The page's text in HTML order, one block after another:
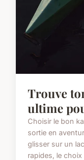
Trouve
ultime
Choisir le bon
sortie en
glisser sur un
rapides, le